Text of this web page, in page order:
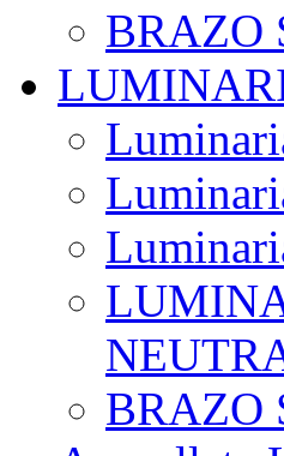
BRAZO
BRAZO